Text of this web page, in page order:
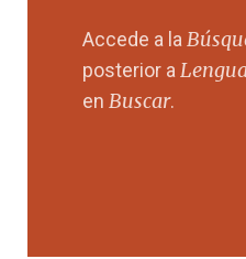
Accede a la
posterior a
en Buscar.